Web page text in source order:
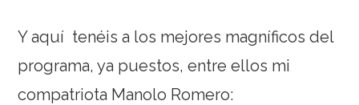
Y aquí tenéis a los mejores magníficos del
programa, ya puestos, entre ellos mi
compatriota Manolo Romero: